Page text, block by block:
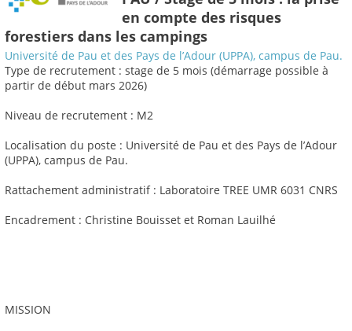
en compte des risques
forestiers dans les campings
Université de Pau et des Pays de l’Adour (UPPA), campus de Pau.
Type de recrutement : stage de 5 mois (démarrage possible à
partir de début mars 2026)
Niveau de recrutement : M2
Localisation du poste : Université de Pau et des Pays de l’Adour
(UPPA), campus de Pau.
Rattachement administratif : Laboratoire TREE UMR 6031 CNRS
Encadrement : Christine Bouisset et Roman Lauilhé
MISSION